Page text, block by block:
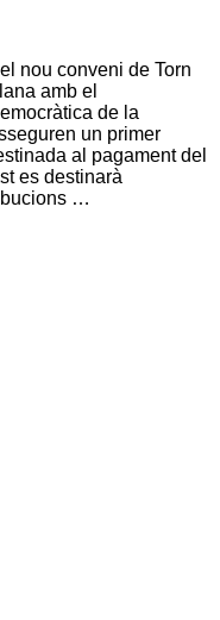
nou conveni de Torn
amb el
de la
un primer
al pagament del
es destinarà
…